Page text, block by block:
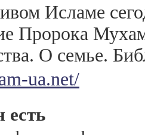
Исламе
Пророка
О семье.
ua.net/
есть